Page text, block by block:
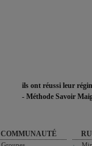
ils ont réussi leur
- Méthode Savoir
COMMUNAUTÉ